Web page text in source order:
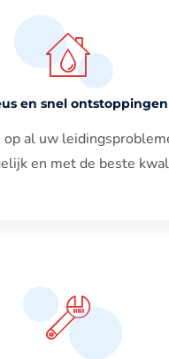
en snel ontstoppingen
al uw
en met de beste